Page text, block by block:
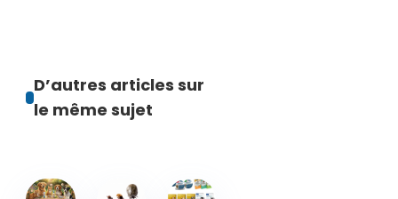
D’autres articles sur
le même sujet